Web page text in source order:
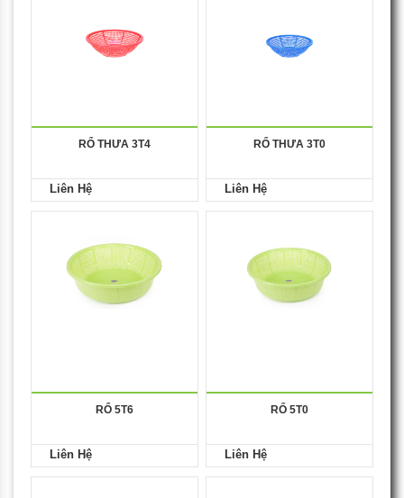
RỔ THƯA 3T4
Liên Hệ
RỔ THƯA 3T0
Liên Hệ
RỔ 5T6
Liên Hệ
RỔ 5T0
Liên Hệ